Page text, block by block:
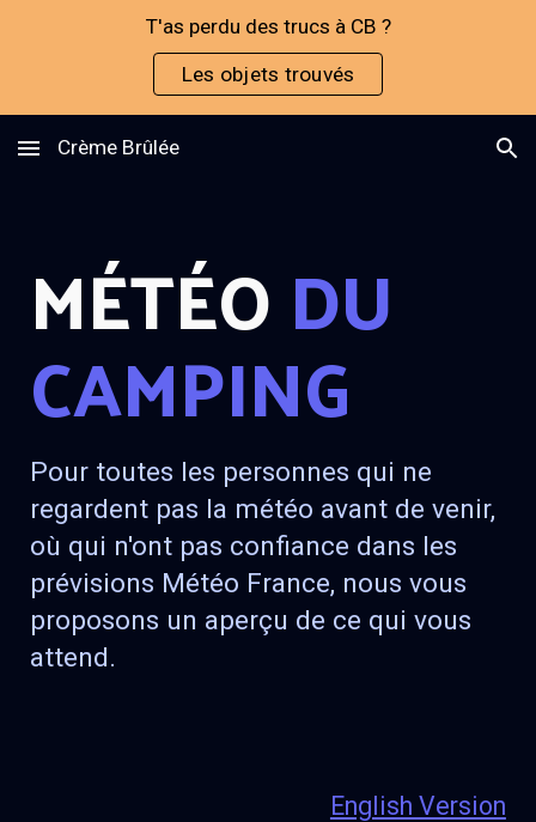
T'as perdu des trucs à CB ?
Les objets trouvés
Crème Brûlée
MÉTÉODU
CAMPING
Pour toutes les personnes qui ne
regardent pas la météo avant de venir,
où qui n'ont pas confiance dans les
prévisions Météo France, nous vous
proposons un aperçu de ce qui vous
attend.
English Version